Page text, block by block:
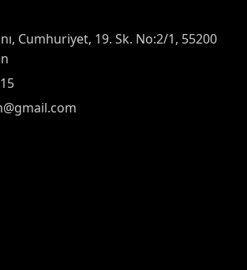
Cumhuriyet, 19. Sk. No:2/1, 55200